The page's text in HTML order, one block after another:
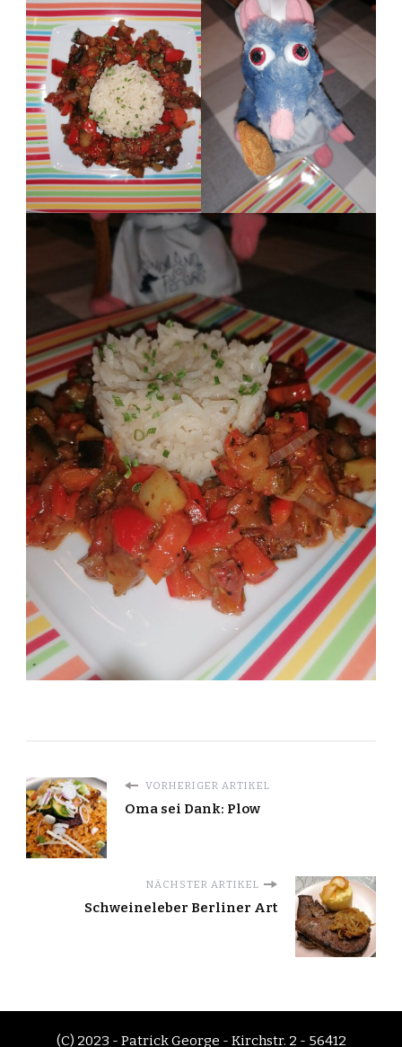
VORHERIGER ARTIKEL
Oma sei Dank: Plow
NÄCHSTER ARTIKEL
Schweineleber Berliner Art
(C) 2023 - Patrick George - Kirchstr. 2 - 56412